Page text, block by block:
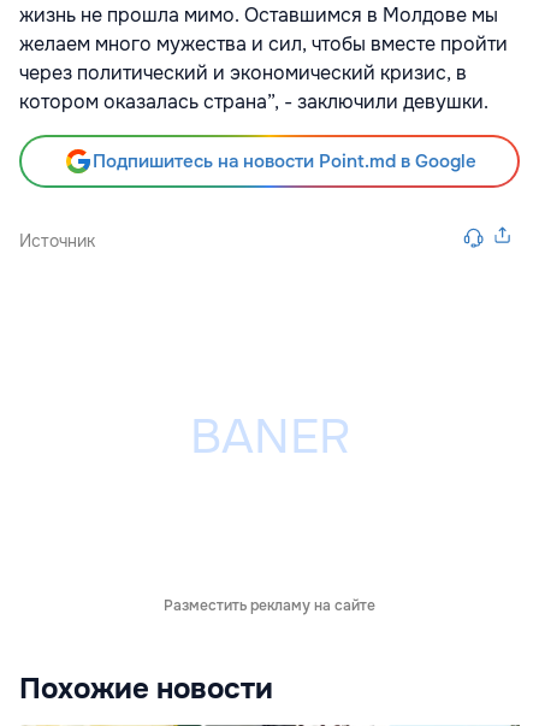
жизнь не прошла мимо. Оставшимся в Молдове мы
желаем много мужества и сил, чтобы вместе пройти
через политический и экономический кризис, в
котором оказалась страна”, - заключили девушки.
Подпишитесь на новости Point.md в Google
Источник
Разместить рекламу на сайте
Похожие новости